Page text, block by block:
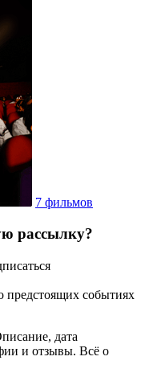
7 фильмов
рассылку?
предстоящих событиях
дата
и отзывы. Всё о